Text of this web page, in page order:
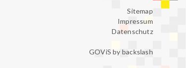
Sitemap
Impressum
Datenschutz
GOViS by backslash